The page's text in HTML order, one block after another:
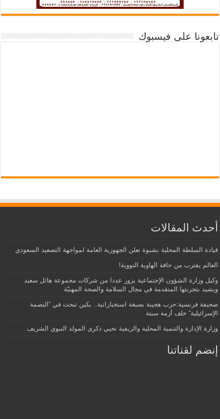
تابعونا على فيسبوك
أحدث المقالات
قيادة السلطة المحلية بشبوة تعلن الجهوزية العامة لمواجهة التصعيد السعودي
العالم يقترب من حافة الهاوية النووية!
وكيل وزارة الشؤون الإجتماعية يزور عددا من شركات مجموعة هائل سعيد
ويشيد بتجربتها المتقدمة في مجال السلامة والصحة المهنيّة
صحيفة فرنسية:حرب هجينة بصبغة استخباراتية.. بكين تبحث في “البصمة
الإسرائيلية” خلف أزمة سبتة
وزارة الإدارة والتنمية المحلية والريفية تحيي ذكرى المولد النبوي الشريف .
إنضم لقناتنا